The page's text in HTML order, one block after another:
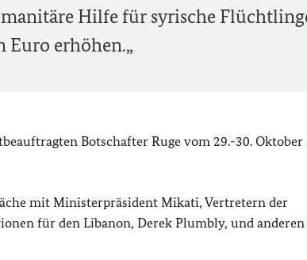
Hilfe für syrische
erhöhen.„
Botschafter Ruge vom 29.-30. Oktober
mit Ministerpräsident Mikati, Vertretern der
für den Libanon, Derek Plumbly, und anderen